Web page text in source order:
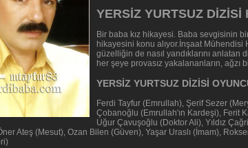
YERSİZ YURTSUZ DİZİSİ
Bir baba kız hikayesi. Baba sevgisinin
hikayesini konu alıyor.İnşaat Mühendisi
güzelliğin de nasıl yandıklarını
her şeye provasız yakalananların,
YERSİZ YURTSUZ DİZİSİ
Ferdi Tayfur (Emrullah), Şerif Sezer
Çobanoğlu (Emrullah'ın Kardeşi), Ferit
Uğur Çavuşoğlu (Doktor Ali), Yıldız
Ateş (Mesut), Ozan Bilen (Güven), Yaşar Uraslı (İmam),